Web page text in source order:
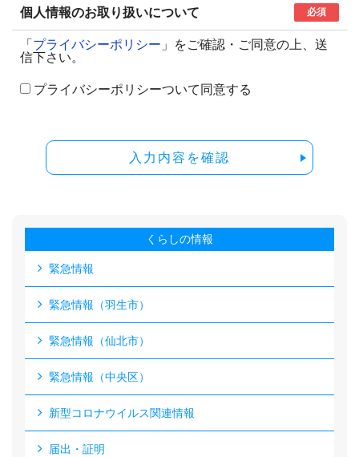
個人情報のお取り扱いについて 必須
「 プライバシーポリシー 」をご確認・ご同意の上、送
信下さい。
プライバシーポリシーついて同意する
入力内容を確認
くらしの情報
緊急情報
緊急情報（羽生市）
緊急情報（仙北市）
緊急情報（中央区）
新型コロナウイルス関連情報
届出・証明